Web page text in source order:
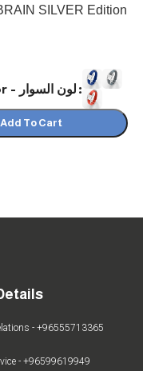
SILVER Edition
Strap Color - لون السوار
Add To Cart
- +96555713365
- +96599619949